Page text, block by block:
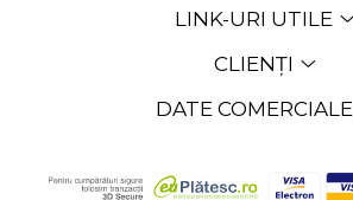
LINK-URI UTILE
CLIENȚI
DATE COMERCIALE